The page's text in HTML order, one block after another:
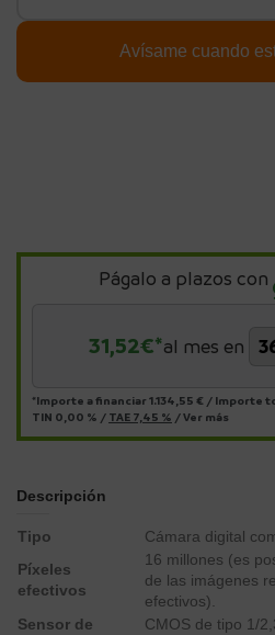
Págalo a plazos con
31,52€*al mes en
*Importe a financiar 1.134,55 € / Importe
TIN 0,00 % / TAE 7,45 % /Ver más
Descripción
Tipo
Cámara digital
Píxeles
efectivos
16 millones (es
de las imágenes
efectivos).
Sensor de
CMOS de tipo 1/